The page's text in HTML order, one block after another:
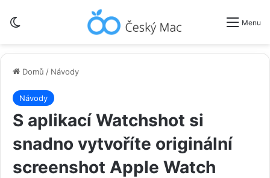
Menu
Domů / Návody
Návody
S aplikací Watchshot si
snadno vytvoříte originální
screenshot Apple Watch